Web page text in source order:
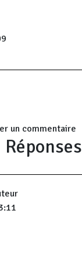
un commentaire
Réponses